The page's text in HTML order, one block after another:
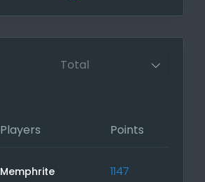
Players Points
Memphrite 1147